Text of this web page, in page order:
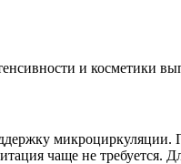
и косметики
микроциркуляции.
чаще не требуется.